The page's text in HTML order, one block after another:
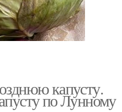
капусту.
по Лунному